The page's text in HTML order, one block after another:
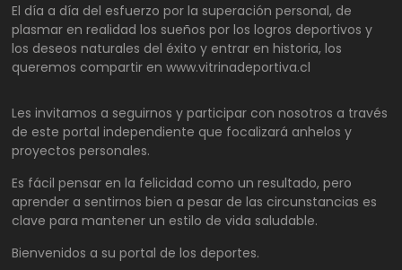
El día a día del esfuerzo por la superación personal, de
plasmar en realidad los sueños por los logros deportivos y
los deseos naturales del éxito y entrar en historia, los
queremos compartir en www.vitrinadeportiva.cl
Les invitamos a seguirnos y participar con nosotros a través
de este portal independiente que focalizará anhelos y
proyectos personales.
Es fácil pensar en la felicidad como un resultado, pero
aprender a sentirnos bien a pesar de las circunstancias es
clave para mantener un estilo de vida saludable.
Bienvenidos a su portal de los deportes.